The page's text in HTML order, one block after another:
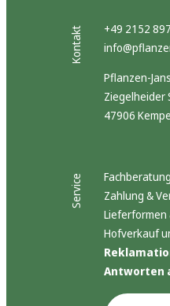
Kontakt
+49 2152
Pflanzen-
Ziegelheider
47906
Service
Zahlung &
Hofverkauf
Antworten